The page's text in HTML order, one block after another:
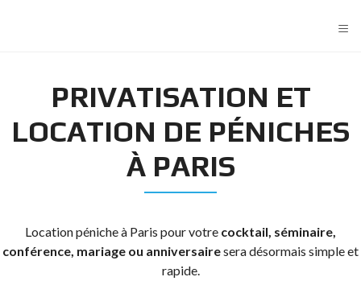
≡
PRIVATISATION ET
LOCATION DE PÉNICHES
À PARIS
Location péniche à Paris pour votre cocktail, séminaire,
conférence, mariage ou anniversairesera désormais simple et
rapide.